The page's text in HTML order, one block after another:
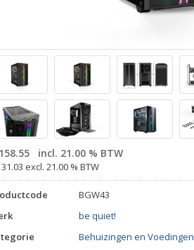
incl. 21.00 % BTW
excl. 21.00 % BTW
BGW43
be quiet!
Behuizingen en Voedingen